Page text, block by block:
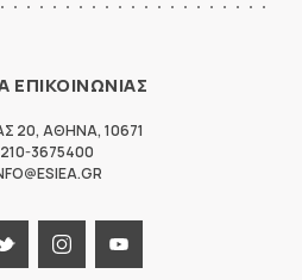
ΕΠΙΚΟΙΝΩΝΙΑΣ
20, ΑΘΗΝΑ, 10671
210-3675400